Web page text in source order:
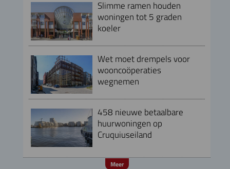
Slimme ramen houden
woningen tot 5 graden
koeler
Wet moet drempels voor
wooncoöperaties
wegnemen
458 nieuwe betaalbare
huurwoningen op
Cruquiuseiland
Meer